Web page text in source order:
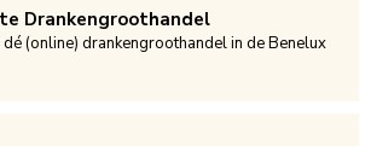
Drankengroothandel
(online) drankengroothandel in de Benelux